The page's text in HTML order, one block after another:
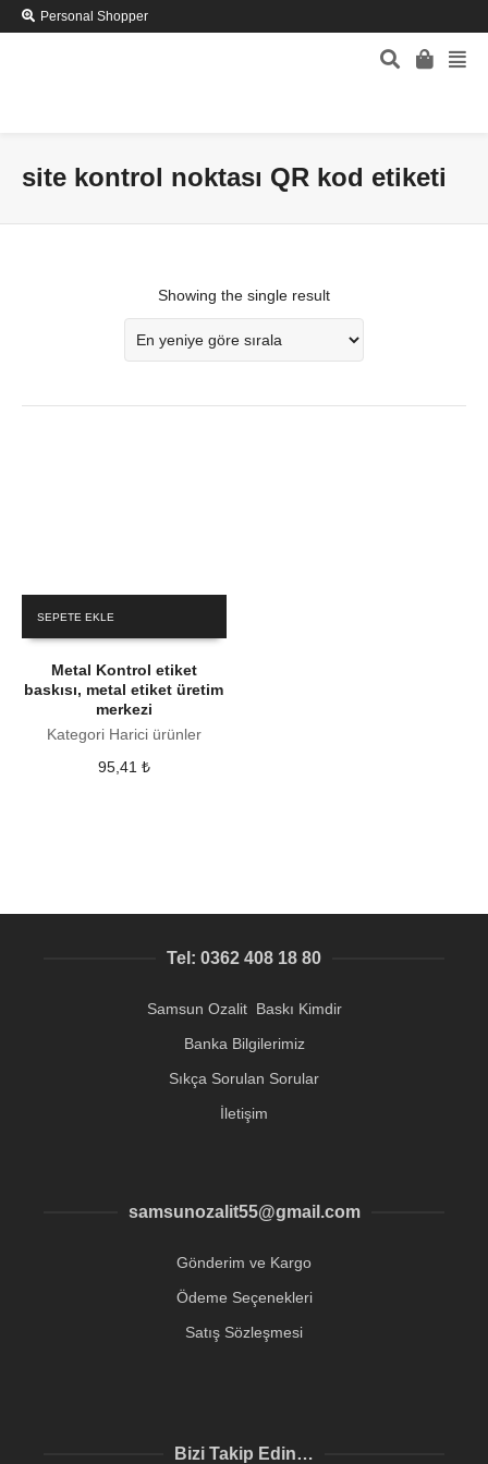
Personal Shopper
site kontrol noktası QR kod etiketi
Showing the single result
SEPETE EKLE
Metal Kontrol etiket
baskısı, metal etiket üretim
merkezi
Kategori Harici ürünler
95,41 ₺
Tel: 0362 408 18 80
Samsun Ozalit Baskı Kimdir
Banka Bilgilerimiz
Sıkça Sorulan Sorular
İletişim
samsunozalit55@gmail.com
Gönderim ve Kargo
Ödeme Seçenekleri
Satış Sözleşmesi
Bizi Takip Edin…